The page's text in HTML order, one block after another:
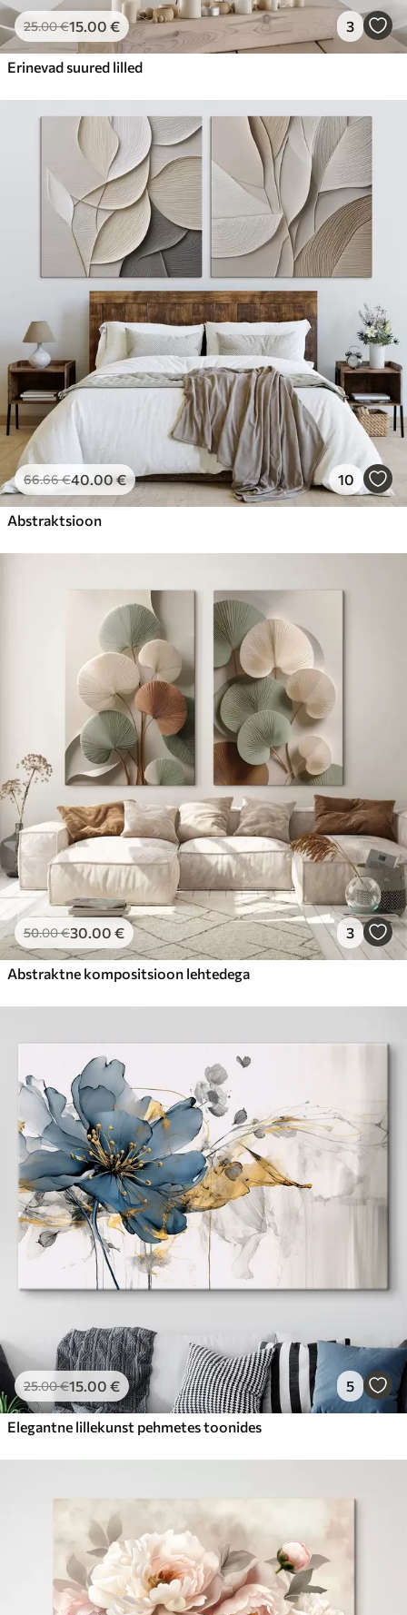
25.00€15.00 € 3
Erinevad suured lilled
66.66€40.00€ 10
Abstraktsioon
50.00€30.00 € 3
Abstraktne kompositsioon lehtedega
25.00€15.00 € 5
Elegantne lillekunst pehmetes toonides